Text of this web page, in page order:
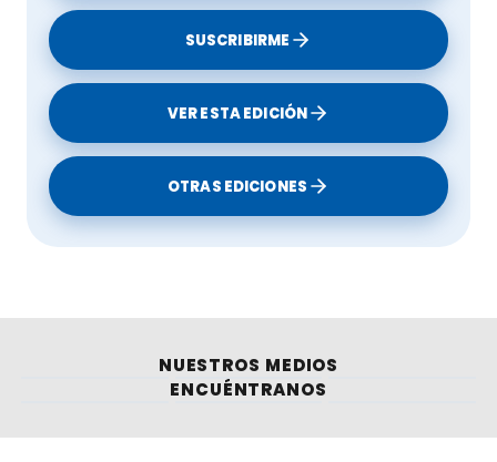
SUSCRIBIRME
VER ESTA EDICIÓN
OTRAS EDICIONES
NUESTROS MEDIOS
ENCUÉNTRANOS